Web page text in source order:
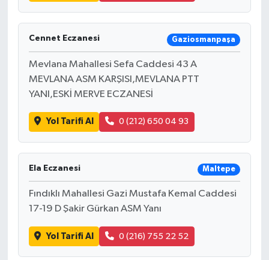
Cennet Eczanesi Gaziosmanpaşa
Mevlana Mahallesi Sefa Caddesi 43 A
MEVLANA ASM KARŞISI,MEVLANA PTT
YANI,ESKİ MERVE ECZANESİ
Yol Tarifi Al 0 (212) 650 04 93
Ela Eczanesi Maltepe
Fındıklı Mahallesi Gazi Mustafa Kemal Caddesi
17-19 D Şakir Gürkan ASM Yanı
Yol Tarifi Al 0 (216) 755 22 52